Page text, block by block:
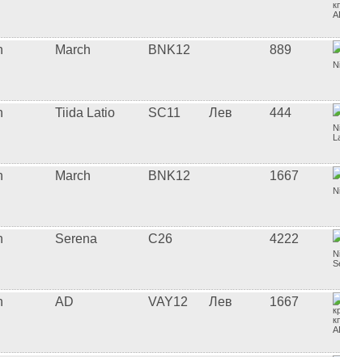
March BNK12 889
Tiida Latio SC11 Лев 444
March BNK12 1667
Serena C26 4222
AD VAY12 Лев 1667